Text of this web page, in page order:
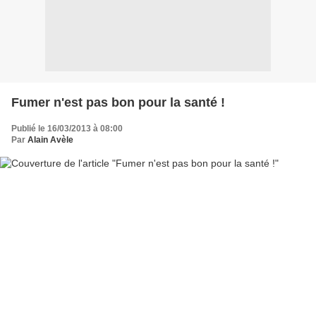
Fumer n'est pas bon pour la santé !
Publié le 16/03/2013 à 08:00
Par Alain Avèle